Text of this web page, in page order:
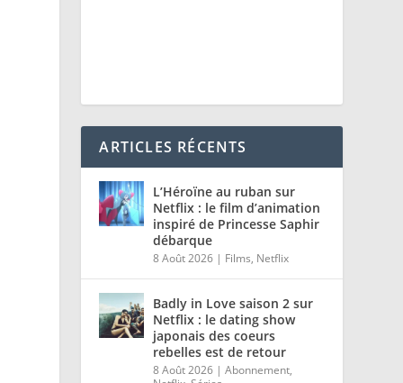
ARTICLES RÉCENTS
L’Héroïne au ruban sur
Netflix : le film d’animation
inspiré de Princesse Saphir
débarque
8 Août 2026 | Films, Netflix
Badly in Love saison 2 sur
Netflix : le dating show
japonais des coeurs
rebelles est de retour
8 Août 2026 |Abonnement,